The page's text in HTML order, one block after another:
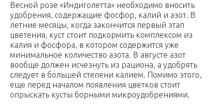
Весной розе «Индиголетта» необходимо вносить
удобрения, содержащие фосфор, калий и азот. В
летние месяцы, когда закончится первый этап
цветения, куст стоит подкормить комплексом из
калия и фосфора, в котором содержится уже
минимальное количество азота. В августе азот
вообще должен исчезнуть из рациона, а удобрять
следует в большей степени калием. Помимо этого,
еще перед началом появления цветков стоит
опрыскать кусты борными микроудобрениями.